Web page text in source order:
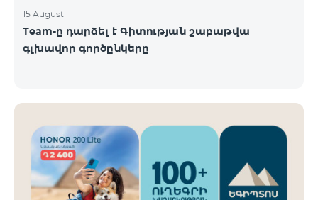
15 August
Team-ը դարձել է Գիտության շաբաթվա
գլխավոր գործընկերը